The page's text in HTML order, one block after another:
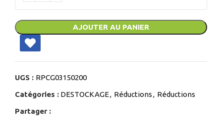
AJOUTER AU PANIER
UGS : RPCG03150200
Catégories : DESTOCKAGE, Réductions, Réductions
Partager :